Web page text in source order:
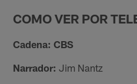
COMO VER POR
Cadena: CBS
Narrador: Jim Nantz